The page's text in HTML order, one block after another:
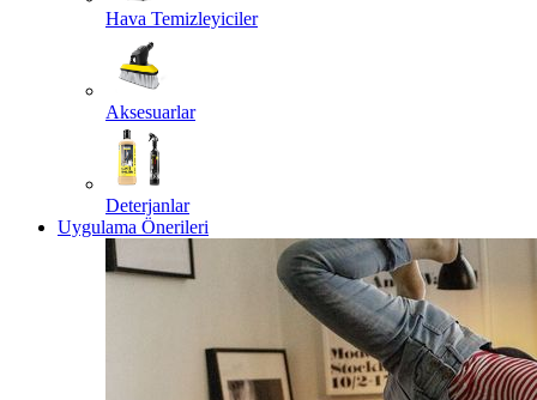
Hava Temizleyiciler
Aksesuarlar
Deterjanlar
Uygulama Önerileri